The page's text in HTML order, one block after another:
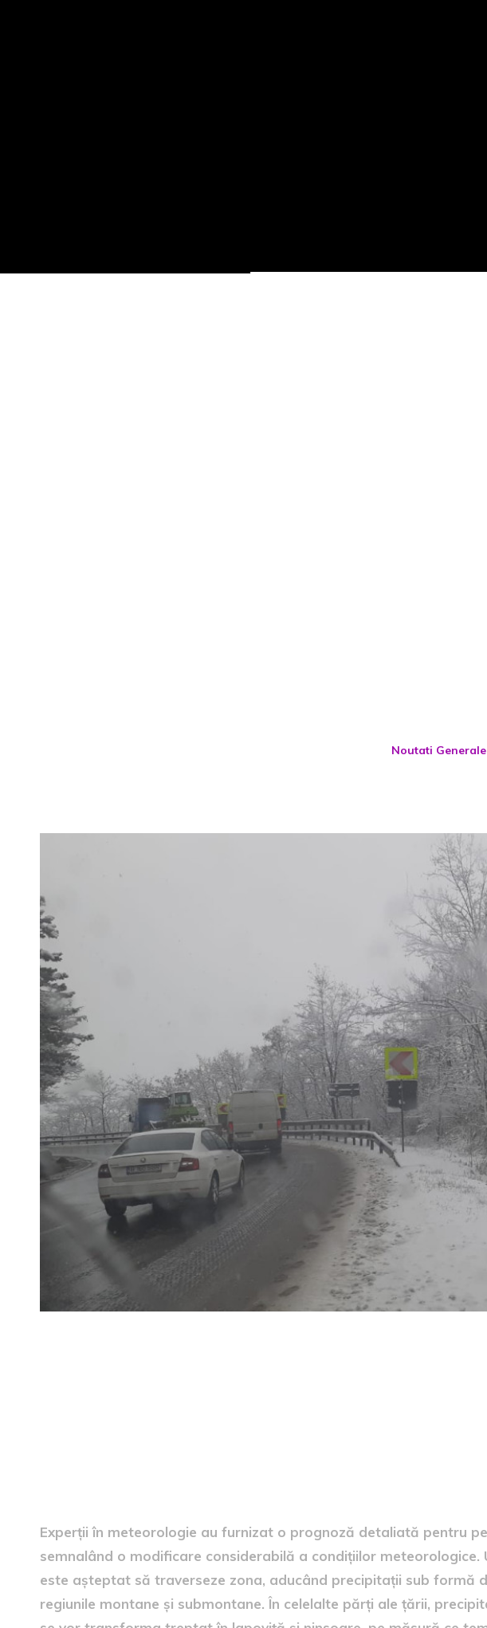
Noutati Generale
Experții în meteorologie au furnizat o prognoză detaliată pentru
semnalând o modificare considerabilă a condițiilor
este așteptat să traverseze zona, aducând precipitații sub formă
regiunile montane și submontane. În celelalte părți ale țării,